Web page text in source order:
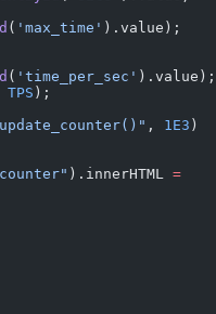
( 'max_time' ).value);
( 'time_per_sec' ).value);
TPS );
, 1E3 )
).innerHTML =